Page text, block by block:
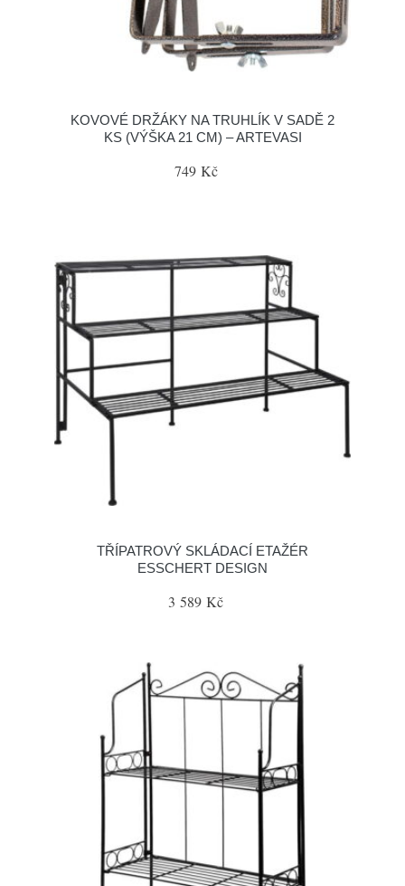
KOVOVÉ DRŽÁKY NA TRUHLÍK V SADĚ 2
KS (VÝŠKA 21 CM) – ARTEVASI
749 Kč
TŘÍPATROVÝ SKLÁDACÍ ETAŽÉR
ESSCHERT DESIGN
3 589 Kč